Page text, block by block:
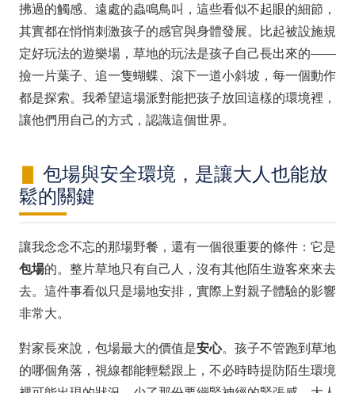
拂過的觸感、遠處的蟲鳴鳥叫，這些看似不起眼的細節，
其實都在悄悄刺激孩子的感官與身體發展。比起被設施規
定好玩法的遊樂場，草地的玩法是孩子自己長出來的——
撿一片葉子、追一隻蝴蝶、滾下一道小斜坡，每一個動作
都是探索。我希望這場派對能把孩子放回這樣的環境裡，
讓他們用自己的方式，認識這個世界。
包場與安全環境，是讓大人也能放
鬆的關鍵
讓我念念不忘的那場野餐，還有一個很重要的條件：它是
包場的。整片草地只有自己人，沒有其他陌生遊客來來去
去。這件事看似只是場地安排，實際上對親子體驗的影響
非常大。
對家長來說，包場最大的價值是安心。孩子不管跑到草地
的哪個角落，視線都能輕鬆跟上，不必時時提防陌生環境